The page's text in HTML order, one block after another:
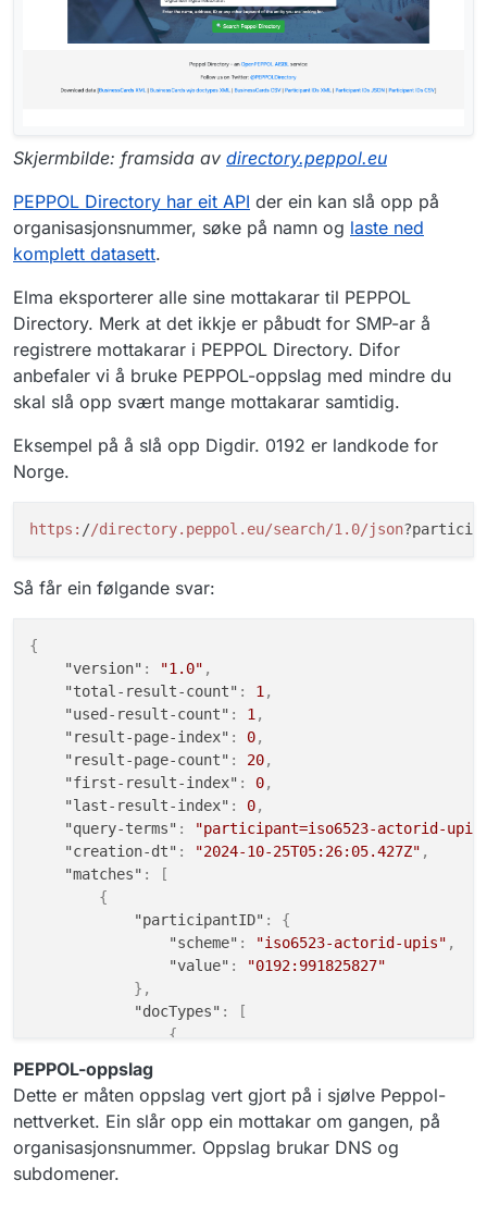
Skjermbilde: framsida av directory.peppol.eu
PEPPOL Directory har eit API der ein kan slå opp på
organisasjonsnummer, søke på namn og laste ned
komplett datasett.
Elma eksporterer alle sine mottakarar til PEPPOL
Directory. Merk at det ikkje er påbudt for SMP-ar å
registrere mottakarar i PEPPOL Directory. Difor
anbefaler vi å bruke PEPPOL-oppslag med mindre du
skal slå opp svært mange mottakarar samtidig.
Eksempel på å slå opp Digdir. 0192 er landkode for
Norge.
https: //directory.peppol.eu/search/1.0/json
Så får ein følgande svar:
{
"version" : "1.0" ,
"total-result-count" : 1,
"used-result-count" : 1,
"result-page-index" : 0,
"result-page-count" : 20,
"first-result-index" : 0,
"last-result-index" : 0,
"query-terms" :
"participant=iso6523-actorid-
"creation-dt" : "2024-10-25T05:26:05.427Z" ,
"matches" :
[
{
"participantID" :
{
"scheme" : "iso6523-actorid-upis" ,
"value" :
"0192:991825827"
} ,
"docTypes" :
[
{
},
{
"scheme" : "busdox-docid-qns"
PEPPOL-oppslag
Dette er måten oppslag vert gjort på i sjølve Peppol-
nettverket. Ein slår opp ein mottakar om gangen, på
organisasjonsnummer. Oppslag brukar DNS og
subdomener.